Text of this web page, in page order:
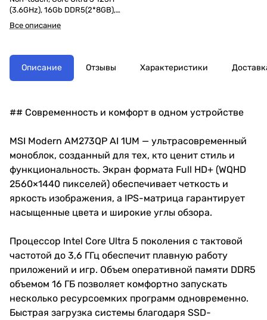
(3.6GHz), 16Gb DDR5(2*8GB),
512GB SSD M.2, Intel UHD, WiFi,
BT, camera, WirelessKB&mouse
Все описание
Описание Отзывы Характеристики
## Современность и комфорт в одном устройстве
MSI Modern AM273QP AI 1UM — ультрасовременный
моноблок, созданный для тех, кто ценит стиль и
функциональность. Экран формата Full HD+ (WQHD
2560×1440 пикселей) обеспечивает четкость и
яркость изображения, а IPS-матрица гарантирует
насыщенные цвета и широкие углы обзора.
Процессор Intel Core Ultra 5 поколения с тактовой
частотой до 3,6 ГГц обеспечит плавную работу
приложений и игр. Объем оперативной памяти DDR5
объемом 16 ГБ позволяет комфортно запускать
несколько ресурсоемких программ одновременно.
Быстрая загрузка системы благодаря SSD-